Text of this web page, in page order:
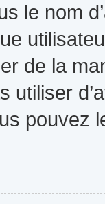
le nom
de la
utiliser